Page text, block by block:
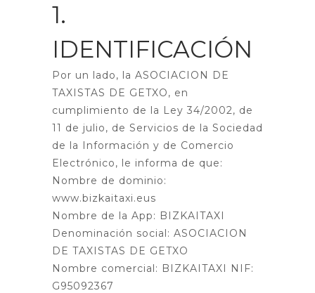
1.
IDENTIFICACIÓN
Por un lado, la ASOCIACION DE
TAXISTAS DE GETXO, en
cumplimiento de la Ley 34/2002, de
11 de julio, de Servicios de la Sociedad
de la Información y de Comercio
Electrónico, le informa de que:
Nombre de dominio:
www.bizkaitaxi.eus
Nombre de la App: BIZKAITAXI
Denominación social: ASOCIACION
DE TAXISTAS DE GETXO
Nombre comercial: BIZKAITAXI NIF:
G95092367